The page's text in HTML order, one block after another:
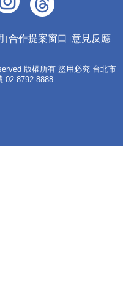
合作提案窗口 意見反應
版權所有 盜用必究 台北市
02-8792-8888